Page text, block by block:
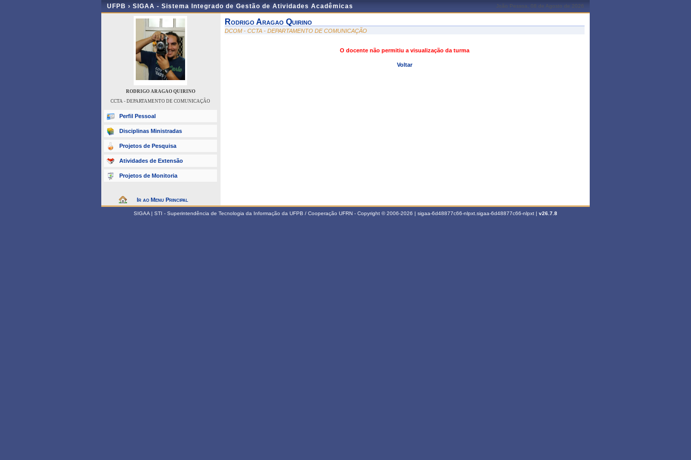
UFPB › SIGAA - Sistema Integrado de Gestão de Atividades Acadêmicas João Pessoa, 08 de Agosto de 2026
RODRIGO ARAGAO QUIRINO
CCTA - DEPARTAMENTO DE COMUNICAÇÃO
Perfil Pessoal
Disciplinas Ministradas
Projetos de Pesquisa
Atividades de Extensão
Projetos de Monitoria
Ir ao Menu Principal
Rodrigo Aragao Quirino
DCOM - CCTA - DEPARTAMENTO DE COMUNICAÇÃO
O docente não permitiu a visualização da turma
Voltar
SIGAA | STI - Superintendência de Tecnologia da Informação da UFPB / Cooperação UFRN - Copyright © 2006-2026 | sigaa-6d48877c66-nlpxt.sigaa-6d48877c66-nlpxt | v26.7.8